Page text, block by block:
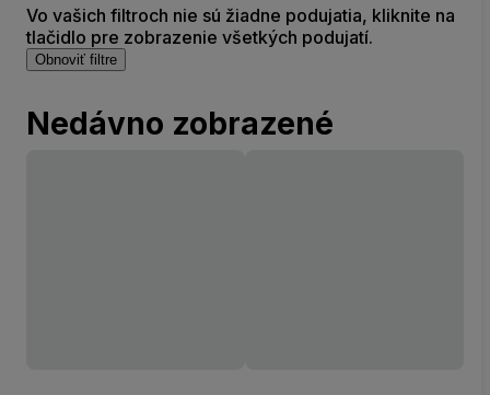
Vo vašich filtroch nie sú žiadne podujatia, kliknite na
tlačidlo pre zobrazenie všetkých podujatí.
Obnoviť filtre
Nedávno zobrazené